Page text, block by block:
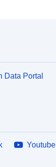
Data Portal
Youtube